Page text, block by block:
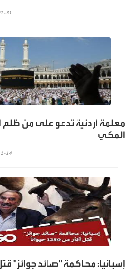
31
معلمة أردنية تدعو على من ظلم
المكي
14
إسبانيا: محاكمة "صائد جوائز" قتل أكثر